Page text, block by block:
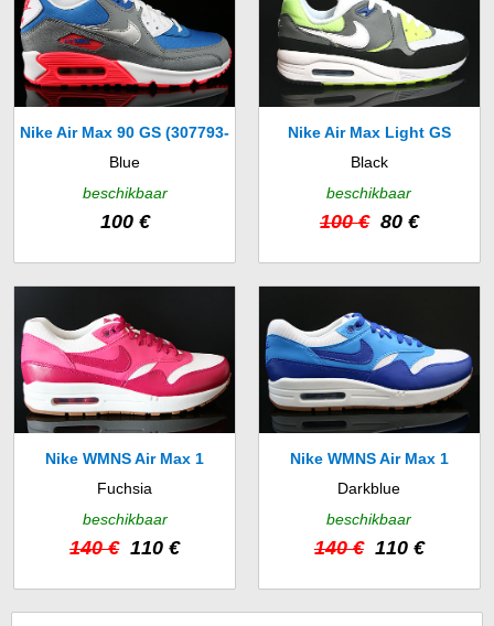
Nike Air Max 90 GS (307793-
Blue
beschikbaar
100 €
Nike Air Max Light GS
Black
beschikbaar
100 € 80 €
Nike WMNS Air Max 1
Fuchsia
beschikbaar
140 € 110 €
Nike WMNS Air Max 1
Darkblue
beschikbaar
140 € 110 €